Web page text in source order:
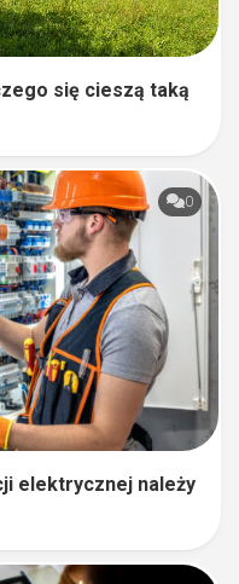
się cieszą taką
0
elektrycznej należy